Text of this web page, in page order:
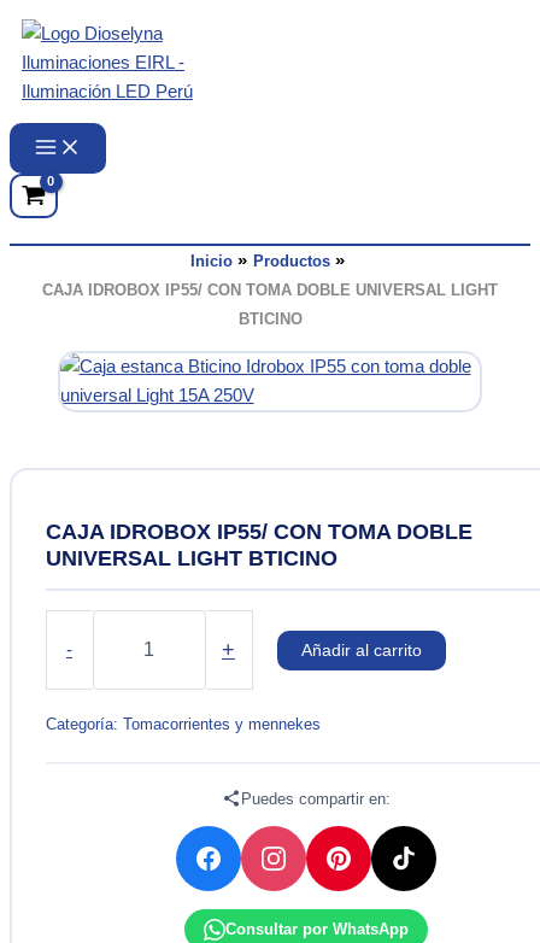
contenido
Inicio
Productos
CAJA IDROBOX IP55/ CON TOMA DOBLE UNIVERSAL LIGHT
BTICINO
CAJA IDROBOX IP55/ CON TOMA DOBLE
UNIVERSAL LIGHT BTICINO
-
CON
TOMA
+ Añadir al carrito
Categoría: Tomacorrientes y mennekes
Puedes compartir en:
Consultar por WhatsApp